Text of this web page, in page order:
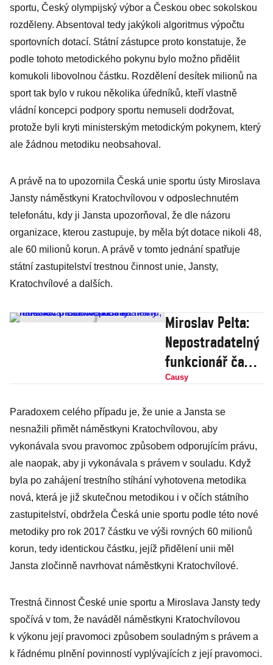
sportu, Český olympijský výbor a Českou obec sokolskou
rozděleny. Absentoval tedy jakýkoli algoritmus výpočtu
sportovních dotací. Státní zástupce proto konstatuje, že
podle tohoto metodického pokynu bylo možno přidělit
komukoli libovolnou částku. Rozdělení desítek milionů na
sport tak bylo v rukou několika úředníků, kteří vlastně
vládní koncepci podpory sportu nemuseli dodržovat,
protože byli kryti ministerským metodickým pokynem, který
ale žádnou metodiku neobsahoval.
A právě na to upozornila Česká unie sportu ústy Miroslava
Jansty náměstkyni Kratochvílovou v odposlechnutém
telefonátu, kdy ji Jansta upozorňoval, že dle názoru
organizace, kterou zastupuje, by měla být dotace nikoli 48,
ale 60 milionů korun. A právě v tomto jednání spatřuje
státní zastupitelství trestnou činnost unie, Jansty,
Kratochvílové a dalších.
Miroslav Pelta:
Nepostradatelný
funkcionář často
chodil za hranu,
přecenil své síly
Causy
Paradoxem celého případu je, že unie a Jansta se
nesnažili přimět náměstkyni Kratochvílovou, aby
vykonávala svou pravomoc způsobem odporujícím právu,
ale naopak, aby ji vykonávala s právem v souladu. Když
byla po zahájení trestního stíhání vyhotovena metodika
nová, která je již skutečnou metodikou i v očích státního
zastupitelství, obdržela Česká unie sportu podle této nové
metodiky pro rok 2017 částku ve výši rovných 60 milionů
korun, tedy identickou částku, jejíž přidělení unii měl
Jansta zločinně navrhovat náměstkyni Kratochvílové.
Trestná činnost České unie sportu a Miroslava Jansty tedy
spočívá v tom, že naváděl náměstkyni Kratochvílovou
k výkonu její pravomoci způsobem souladným s právem a
k řádnému plnění povinností vyplývajících z její pravomoci.